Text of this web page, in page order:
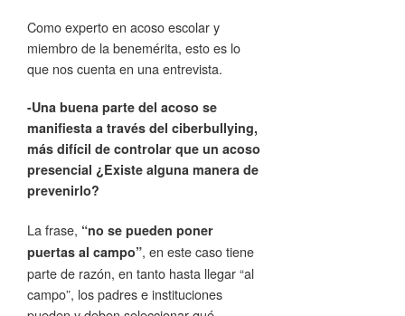
Como experto en acoso escolar y
miembro de la benemérita, esto es lo
que nos cuenta en una entrevista.
-Una buena parte del acoso se
manifiesta a través del ciberbullying,
más difícil de controlar que un acoso
presencial ¿Existe alguna manera de
prevenirlo?
La frase, “no se pueden poner
puertas al campo”, en este caso tiene
parte de razón, en tanto hasta llegar “al
campo”, los padres e instituciones